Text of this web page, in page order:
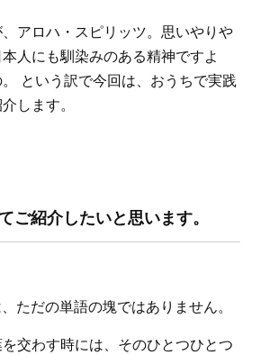
アロハ・スピリッツ。思いやりや
人にも馴染みのある精神ですよ
という訳で今回は、おうちで実践
します。
紹介したいと思います。
ただの単語の塊ではありません。
交わす時には、そのひとつひとつ